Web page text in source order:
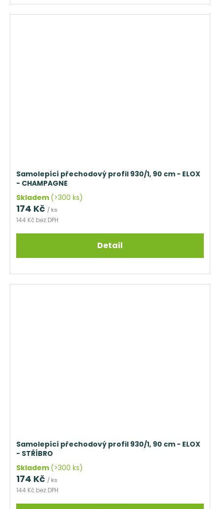
Samolepící přechodový profil 930/1, 90 cm - ELOX
- CHAMPAGNE
Skladem (>300 ks)
144 Kč bez DPH
174 Kč / ks
Detail
Samolepící přechodový profil 930/1, 90 cm - ELOX
- STŘÍBRO
Skladem (>300 ks)
144 Kč bez DPH
174 Kč / ks